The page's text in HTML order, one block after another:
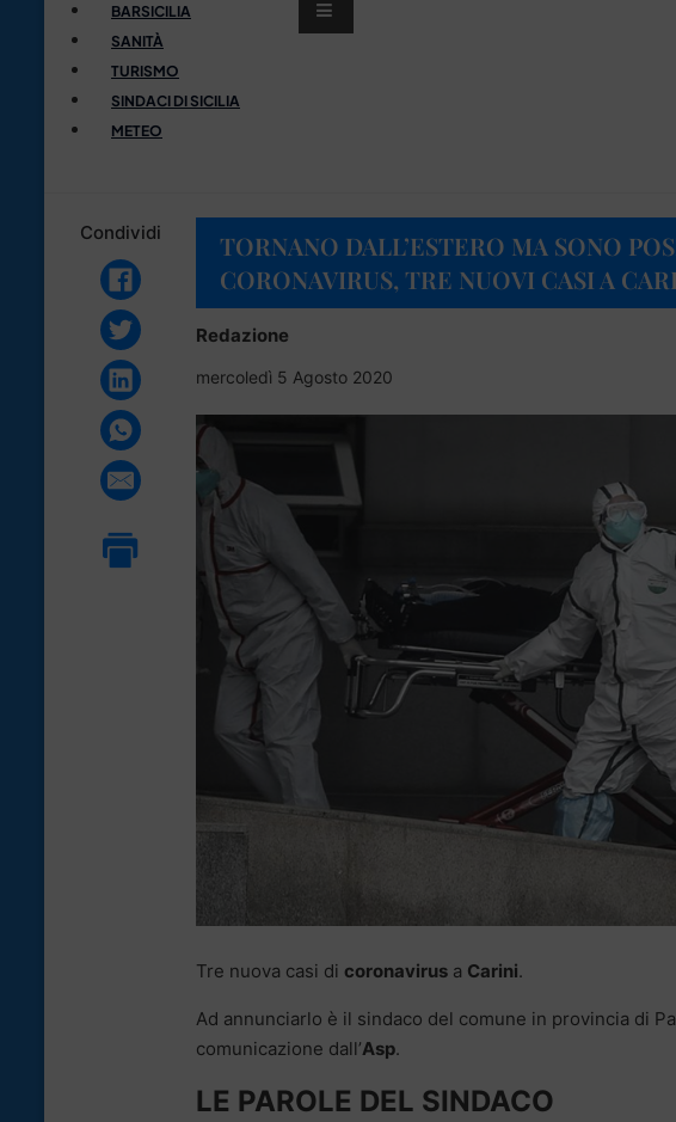
BARSICILIA
SANITÀ
TURISMO
SINDACI DI SICILIA
METEO
Condividi
TORNANO DALL’ESTERO MA SONO
CORONAVIRUS, TRE NUOVI CASI A
Redazione
mercoledì 5 Agosto 2020
Tre nuova casi di coronavirus a Carini.
Ad annunciarlo è il sindaco del comune in provincia di
comunicazione dall’Asp.
LE PAROLE DEL SINDACO